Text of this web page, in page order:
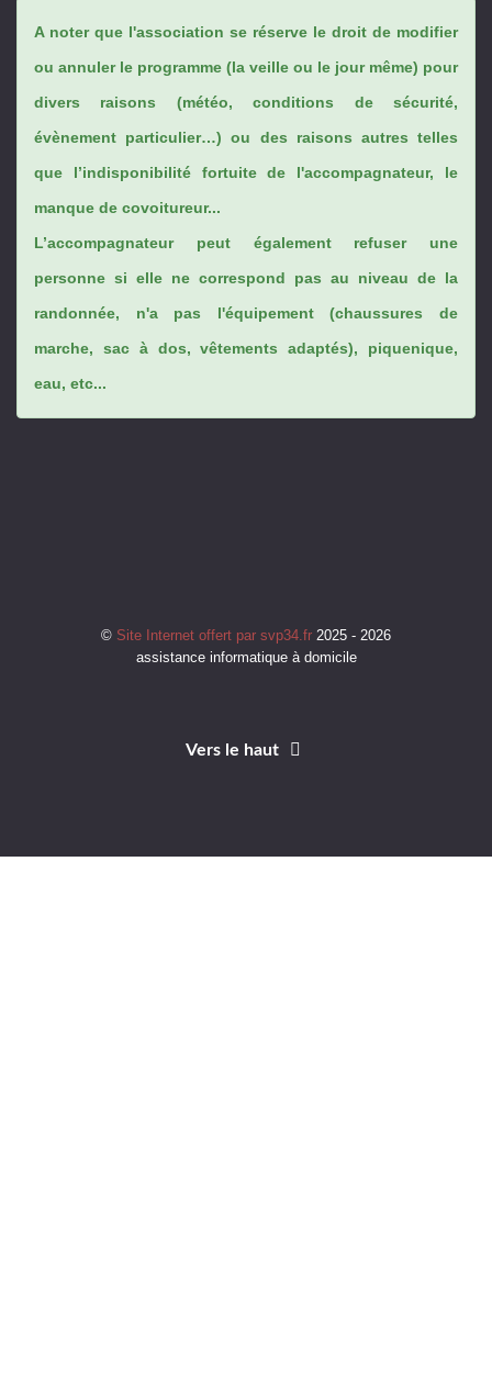
A noter que l'association se réserve le droit de modifier
ou annuler le programme (la veille ou le jour même) pour
divers raisons (météo, conditions de sécurité,
évènement particulier…) ou des raisons autres telles
que l’indisponibilité fortuite de l'accompagnateur, le
manque de covoitureur...
L’accompagnateur peut également refuser une
personne si elle ne correspond pas au niveau de la
randonnée, n'a pas l'équipement (chaussures de
marche, sac à dos, vêtements adaptés), piquenique,
eau, etc...
© Site Internet offert par svp34.fr 2025 - 2026
assistance informatique à domicile
Vers le haut